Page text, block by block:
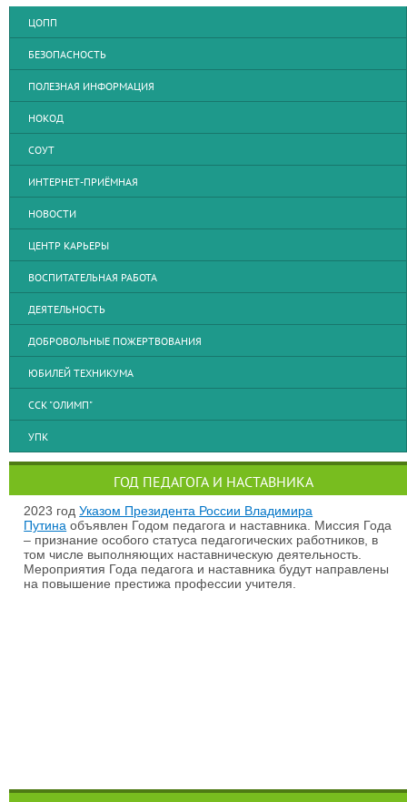
ЦОПП
БЕЗОПАСНОСТЬ
ПОЛЕЗНАЯ ИНФОРМАЦИЯ
НОКОД
СОУТ
ИНТЕРНЕТ-ПРИЁМНАЯ
НОВОСТИ
ЦЕНТР КАРЬЕРЫ
ВОСПИТАТЕЛЬНАЯ РАБОТА
ДЕЯТЕЛЬНОСТЬ
ДОБРОВОЛЬНЫЕ ПОЖЕРТВОВАНИЯ
ЮБИЛЕЙ ТЕХНИКУМА
ССК "ОЛИМП"
УПК
ГОД ПЕДАГОГА И НАСТАВНИКА
2023 годУказом Президента России Владимира
Путина объявлен Годом педагога и наставника. Миссия Года
– признание особого статуса педагогических работников, в
том числе выполняющих наставническую деятельность.
Мероприятия Года педагога и наставника будут направлены
на повышение престижа профессии учителя.